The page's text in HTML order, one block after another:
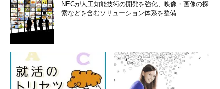
も表示されず、いきなりbashが起動する（画像を
クリックすると拡大表示します）
Cygwinには、rootというユーザーはありませんし、shutdown
の手続きなども必要ありません。ただし、インストールしたのと
は別のユーザーでCygwinを使いたいときは、そのユーザー名で
Windows 2000にログオンして、
環境変数を設定したり、ホーム
ディレクトリを作成しなければなりません。
NECが人工知能技術の開発を強化、映像・画像の探
索などを含むソリューション体系を整備